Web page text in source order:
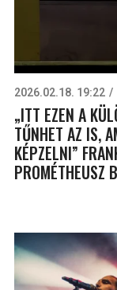
2026.02.18. 19:22
„ITT EZEN A
TŰNHET AZ IS,
KÉPZELNI”
PROMÉTHEUSZ